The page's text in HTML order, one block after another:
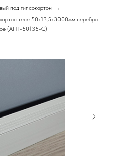
под гипсокартон →
тене 50х13.5х3000мм серебро
(АПГ-50135-С)